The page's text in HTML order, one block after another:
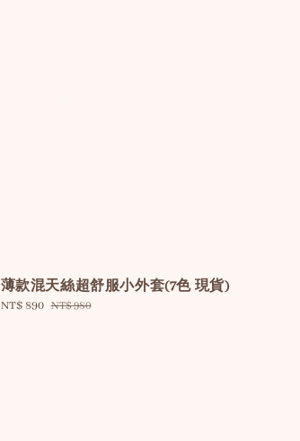
薄款混天絲超舒服小外套(7色 現貨)
Sale
NT$ 890 Regular
NT$ 980